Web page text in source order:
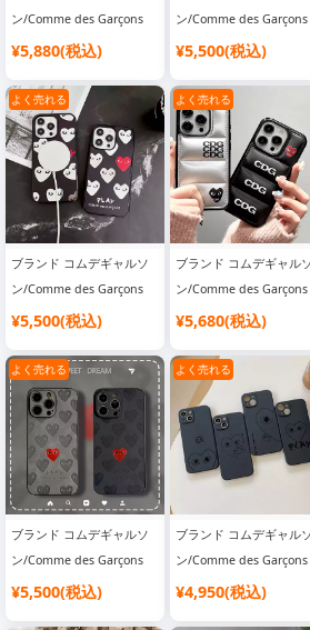
ン/Comme des Garçons
スマホケース
¥5,880(税込)
ン/Comme des Garçons
スマホケース
¥5,500(税込)
よく売れる
ブランド コムデギャルソ
ン/Comme des Garçons
スマホケース
¥5,500(税込)
よく売れる
ブランド コムデギャル
ン/Comme des Garçons
スマホケース
¥5,680(税込)
よく売れる
ブランド コムデギャルソ
ン/Comme des Garçons
スマホケース
¥5,500(税込)
よく売れる
ブランド コムデギャル
ン/Comme des Garçons
スマホケース
¥4,950(税込)